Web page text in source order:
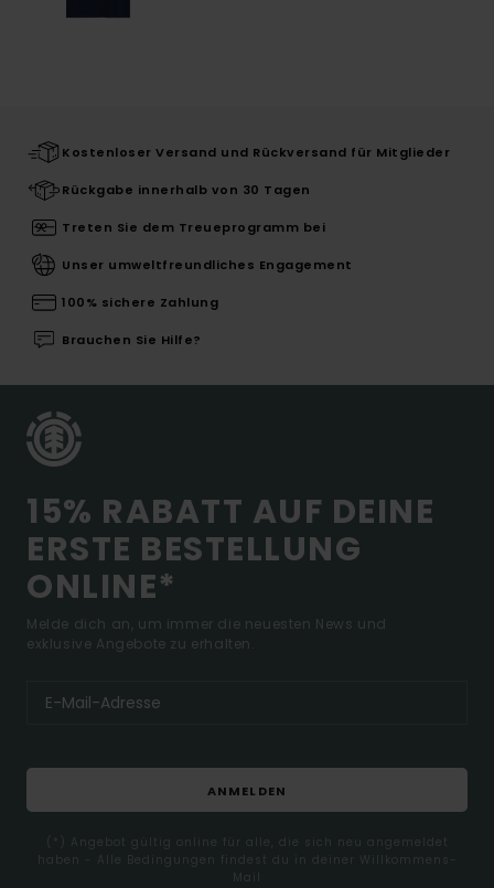
Kostenloser Versand und Rückversand für Mitglieder
Rückgabe innerhalb von 30 Tagen
Treten Sie dem Treueprogramm bei
Unser umweltfreundliches Engagement
100% sichere Zahlung
Brauchen Sie Hilfe?
15% RABATT AUF DEINE
ERSTE BESTELLUNG
ONLINE*
Melde dich an, um immer die neuesten News und
exklusive Angebote zu erhalten.
ANMELDEN
(*) Angebot gültig online für alle, die sich neu angemeldet
haben - Alle Bedingungen findest du in deiner Willkommens-
Mail